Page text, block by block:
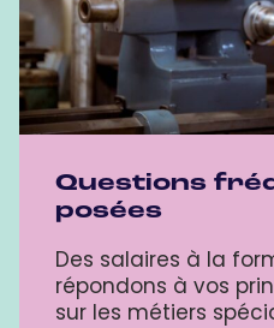
Questions
posées
Des salaires à la
répondons à vos
sur les métiers